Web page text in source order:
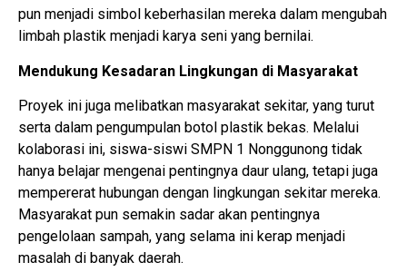
pun menjadi simbol keberhasilan mereka dalam mengubah
limbah plastik menjadi karya seni yang bernilai.
Mendukung Kesadaran Lingkungan di Masyarakat
Proyek ini juga melibatkan masyarakat sekitar, yang turut
serta dalam pengumpulan botol plastik bekas. Melalui
kolaborasi ini, siswa-siswi SMPN 1 Nonggunong tidak
hanya belajar mengenai pentingnya daur ulang, tetapi juga
mempererat hubungan dengan lingkungan sekitar mereka.
Masyarakat pun semakin sadar akan pentingnya
pengelolaan sampah, yang selama ini kerap menjadi
masalah di banyak daerah.